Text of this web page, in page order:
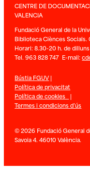
CENTRE DE
VALENCIA
Fundació General de la
Biblioteca Ciènces Socials.
Horari: 8.30-20 h. de
Tel. 963 828 747 E-mail:
Bústia FGUV|
Política de privacitat
Política de cookies |
Termes i condicions d’ús
© 2026 Fundació General
Savoia 4. 46010 València.